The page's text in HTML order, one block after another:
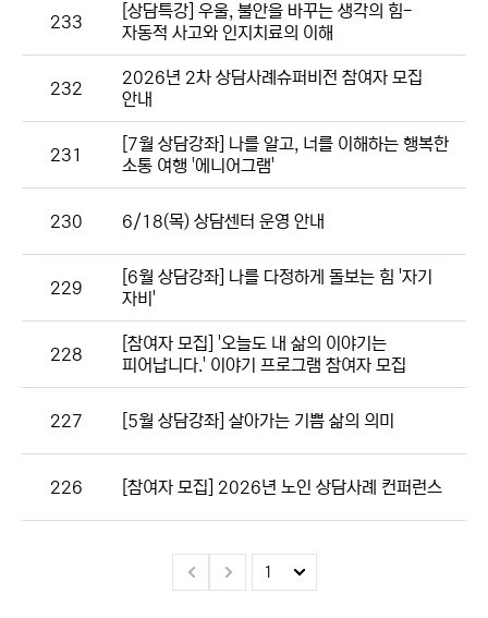
233
[상담특강] 우울, 불안을 바꾸는 생각의 힘-
자동적 사고와 인지치료의 이해
232
2026년 2차 상담사례슈퍼비전 참여자 모집
안내
231
[7월 상담강좌] 나를 알고, 너를 이해하는 행복한
소통 여행 '에니어그램'
230 6/18(목) 상담센터 운영 안내
229
[6월 상담강좌] 나를 다정하게 돌보는 힘 '자기
자비'
228
[참여자 모집] '오늘도 내 삶의 이야기는
피어납니다.' 이야기 프로그램 참여자 모집
227 [5월 상담강좌] 살아가는 기쁨 삶의 의미
226 [참여자 모집] 2026년 노인 상담사례 컨퍼런스